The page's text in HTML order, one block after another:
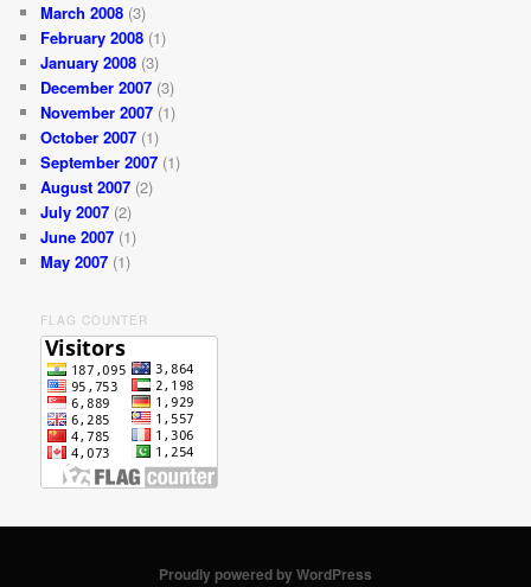
March 2008 (3)
February 2008 (1)
January 2008 (3)
December 2007 (3)
November 2007 (1)
October 2007 (1)
September 2007 (1)
August 2007 (2)
July 2007 (2)
June 2007 (1)
May 2007 (1)
FLAG COUNTER
Proudly powered by WordPress